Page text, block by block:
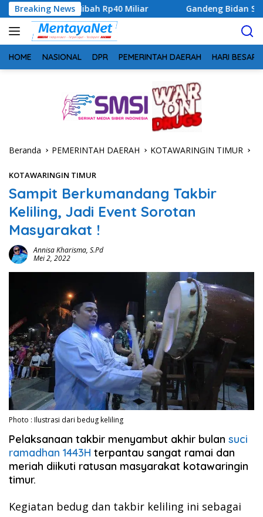
Langsung
ke
konten
Breaking News
Rp40 Miliar Gandeng Bidan Sean, SMSI Kalteng
HOME NASIONAL DPR PEMERINTAH DAERAH HARI BESAR
Beranda PEMERINTAH DAERAH KOTAWARINGIN TIMUR
KOTAWARINGIN TIMUR
Sampit Berkumandang Takbir
Keliling, Jadi Event Sorotan
Masyarakat !
Annisa Kharisma, S.Pd
Mei 2, 2022
Photo : Ilustrasi dari bedug keliling
Pelaksanaan takbir menyambut akhir bulan suci
ramadhan 1443H terpantau sangat ramai dan
meriah diikuti ratusan masyarakat kotawaringin
timur.
Kegiatan bedug dan takbir keliling ini sebagai